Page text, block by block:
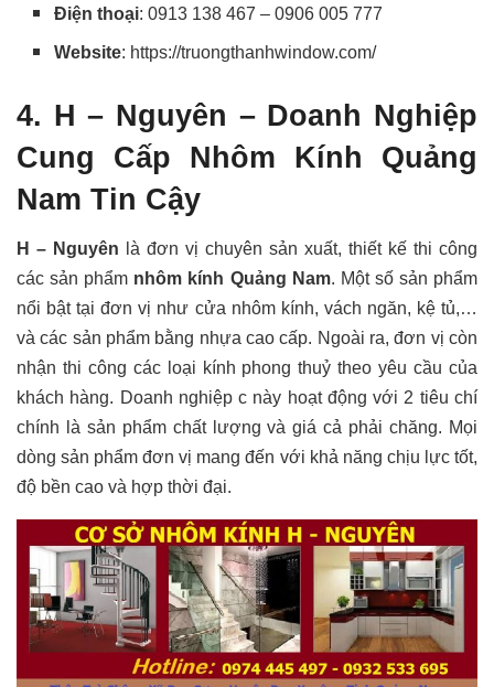
Điện thoại: 0913 138 467 – 0906 005 777
Website: https://truongthanhwindow.com/
4. H – Nguyên – Doanh Nghiệp
Cung Cấp Nhôm Kính Quảng
Nam Tin Cậy
H – Nguyên là đơn vị chuyên sản xuất, thiết kế thi công
các sản phẩm nhôm kính Quảng Nam. Một số sản phẩm
nổi bật tại đơn vị như cửa nhôm kính, vách ngăn, kệ tủ,…
và các sản phẩm bằng nhựa cao cấp. Ngoài ra, đơn vị còn
nhận thi công các loại kính phong thuỷ theo yêu cầu của
khách hàng. Doanh nghiệp c này hoạt động với 2 tiêu chí
chính là sản phẩm chất lượng và giá cả phải chăng. Mọi
dòng sản phẩm đơn vị mang đến với khả năng chịu lực tốt,
độ bền cao và hợp thời đại.